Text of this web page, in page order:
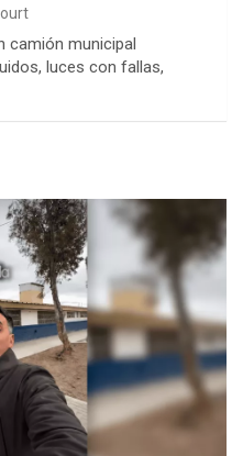
camión municipal
luces con fallas,